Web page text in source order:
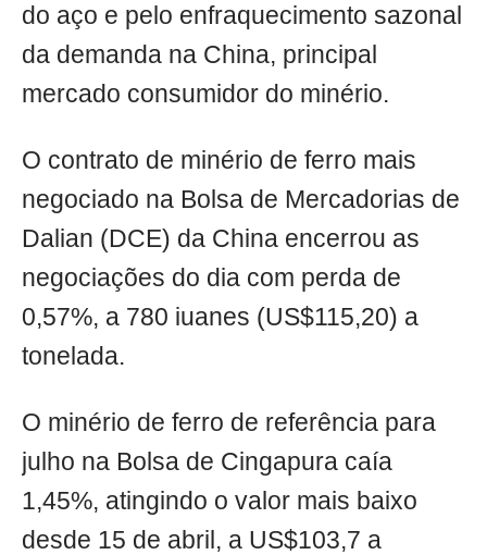
do aço e pelo enfraquecimento sazonal
da demanda na China, principal
mercado consumidor do minério.
O contrato de minério de ferro mais
negociado na Bolsa de Mercadorias de
Dalian (DCE) da China encerrou as
negociações do dia com perda de
0,57%, a 780 iuanes (US$115,20) a
tonelada.
O minério de ferro de referência para
julho na Bolsa de Cingapura caía
1,45%, atingindo o valor mais baixo
desde 15 de abril, a US$103,7 a